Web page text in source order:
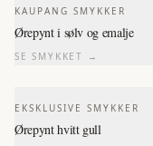
KAUPANG SMYKKER
Ørepynt i sølv og emalje
SE SMYKKET →
EKSKLUSIVE SMYKKER
Ørepynt hvitt gull